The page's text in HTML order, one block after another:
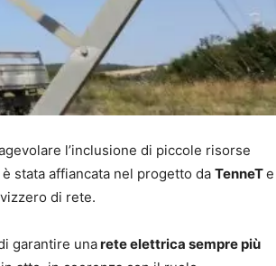
l’inclusione di piccole risorse
stata affiancata nel progetto da TenneTe
di rete.
garantire unarete elettrica sempre più